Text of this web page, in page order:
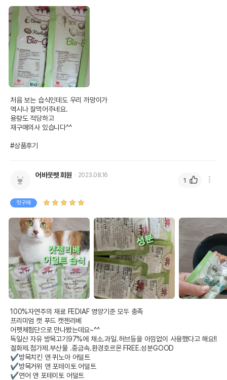
처음 보는 습식인데도 우리 까망이가
역시나 잘먹어주네요.
용량도 적당하고
재구매의사 있습니다^^
#상품후기
어바웃펫 회원 2023.08.16
첫구매
100%자연주의 재료 FEDIAF 영양기준 모두 충족
프리미엄 캣 푸드 캣젠리베
어펫체험단으로 만나봤는데요~^^
독일산 자유 방목고기97%에 채소.과일.허브등을 아낌없이 사용했다고 해요!!
겔화제.첨가제.부산물 .중금속.환경호르몬 FREE.성분GOOD
✔방목치킨 앤 퀴노아 어덜트
✔방목거위 앤 포테이토 어덜트
✔연어 앤 포테이토 어덜트
1